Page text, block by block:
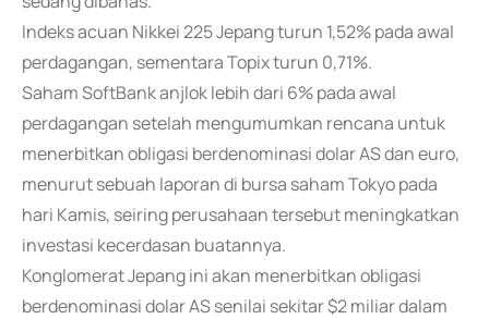
Indeks acuan Nikkei 225 Jepang turun 1,52% pada awal
perdagangan, sementara Topix turun 0,71%.
Saham SoftBank anjlok lebih dari 6% pada awal
perdagangan setelah mengumumkan rencana untuk
menerbitkan obligasi berdenominasi dolar AS dan euro,
menurut sebuah laporan di bursa saham Tokyo pada
hari Kamis, seiring perusahaan tersebut meningkatkan
investasi kecerdasan buatannya.
Konglomerat Jepang ini akan menerbitkan obligasi
berdenominasi dolar AS senilai sekitar $2 miliar dalam